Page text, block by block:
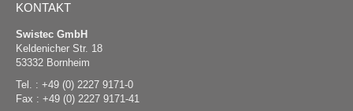
KONTAKT
Swistec GmbH
Keldenicher Str. 18
53332 Bornheim
Tel. : +49 (0) 2227 9171-0
Fax : +49 (0) 2227 9171-41